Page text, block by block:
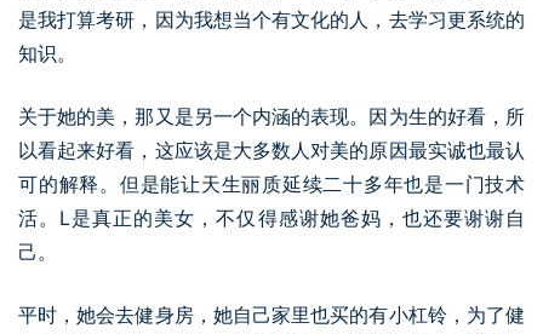
是我打算考研，因为我想当个有文化的人，去学习更系统的
知识。
关于她的美，那又是另一个内涵的表现。因为生的好看，所
以看起来好看，这应该是大多数人对美的原因最实诚也最认
可的解释。但是能让天生丽质延续二十多年也是一门技术
活。L是真正的美女，不仅得感谢她爸妈，也还要谢谢自
己。
平时，她会去健身房，她自己家里也买的有小杠铃，为了健